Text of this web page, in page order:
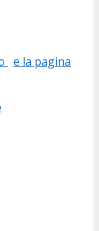
e la pagina